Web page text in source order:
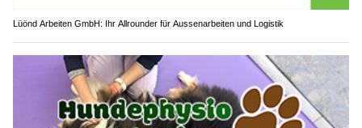
Lüönd Arbeiten GmbH: Ihr Allrounder für Aussenarbeiten und Logistik